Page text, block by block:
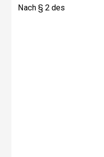
Nach § 2 des